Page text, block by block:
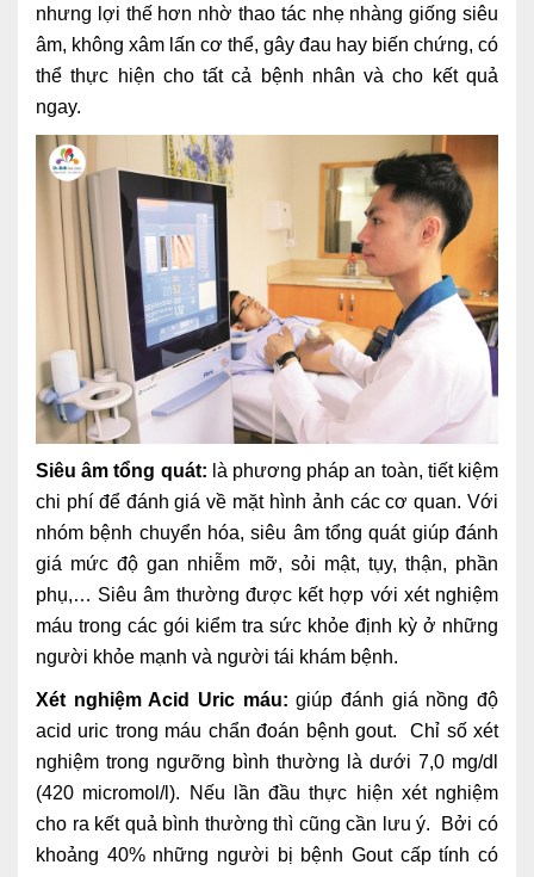
nhưng lợi thế hơn nhờ thao tác nhẹ nhàng giống siêu
âm, không xâm lấn cơ thể, gây đau hay biến chứng, có
thể thực hiện cho tất cả bệnh nhân và cho kết quả
ngay.
Siêu âm tổng quát: là phương pháp an toàn, tiết kiệm
chi phí để đánh giá về mặt hình ảnh các cơ quan. Với
nhóm bệnh chuyển hóa, siêu âm tổng quát giúp đánh
giá mức độ gan nhiễm mỡ, sỏi mật, tụy, thận, phần
phụ,… Siêu âm thường được kết hợp với xét nghiệm
máu trong các gói kiểm tra sức khỏe định kỳ ở những
người khỏe mạnh và người tái khám bệnh.
Xét nghiệm Acid Uric máu:giúp đánh giá nồng độ
acid uric trong máu chẩn đoán bệnh gout. Chỉ số xét
nghiệm trong ngưỡng bình thường là dưới 7,0 mg/dl
(420 micromol/l). Nếu lần đầu thực hiện xét nghiệm
cho ra kết quả bình thường thì cũng cần lưu ý. Bởi có
khoảng 40% những người bị bệnh Gout cấp tính có